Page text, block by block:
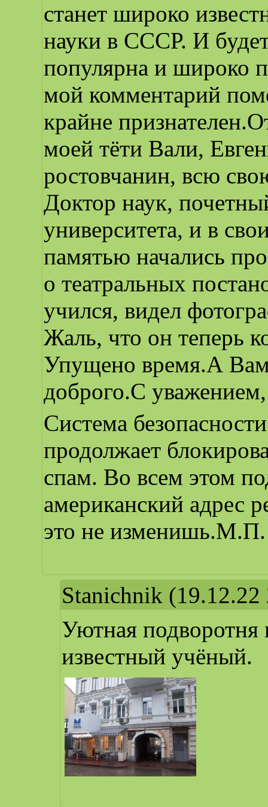
станет широко
науки в СССР. И
популярна и широко
мой комментарий
крайне
моей тёти Вали,
ростовчанин, всю
Доктор наук,
университета, и в
памятью начались
о театральных
учился, видел
Жаль, что он теперь
Упущено время.А Вам
доброго.С
Система
продолжает
спам. Во всем этом
американский адрес
это не изменишь.М.П.
Stanichnik (19.12.22
Уютная
известный учёный.